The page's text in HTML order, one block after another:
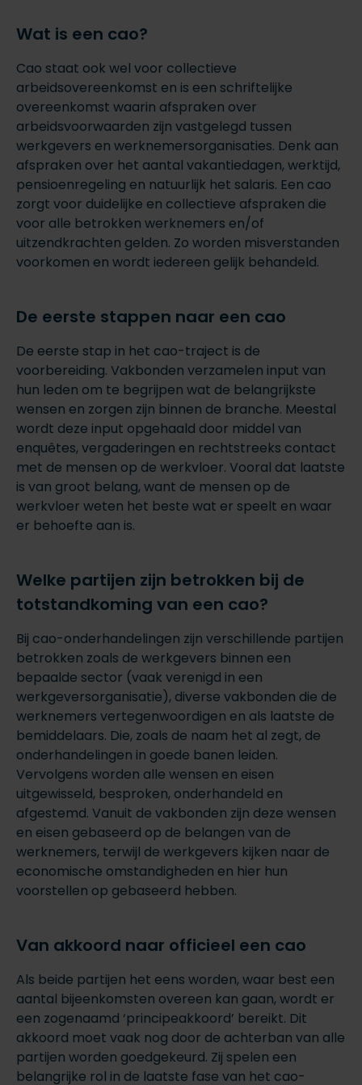
Wat is een cao?
Cao staat ook wel voor collectieve
arbeidsovereenkomst en is een schriftelijke
overeenkomst waarin afspraken over
arbeidsvoorwaarden zijn vastgelegd tussen
werkgevers en werknemersorganisaties. Denk aan
afspraken over het aantal vakantiedagen, werktijd,
pensioenregeling en natuurlijk het salaris. Een cao
zorgt voor duidelijke en collectieve afspraken die
voor alle betrokken werknemers en/of
uitzendkrachten gelden. Zo worden misverstanden
voorkomen en wordt iedereen gelijk behandeld.
De eerste stappen naar een cao
De eerste stap in het cao-traject is de
voorbereiding. Vakbonden verzamelen input van
hun leden om te begrijpen wat de belangrijkste
wensen en zorgen zijn binnen de branche. Meestal
wordt deze input opgehaald door middel van
enquêtes, vergaderingen en rechtstreeks contact
met de mensen op de werkvloer. Vooral dat laatste
is van groot belang, want de mensen op de
werkvloer weten het beste wat er speelt en waar
er behoefte aan is.
Welke partijen zijn betrokken bij de
totstandkoming van een cao?
Bij cao-onderhandelingen zijn verschillende partijen
betrokken zoals de werkgevers binnen een
bepaalde sector (vaak verenigd in een
werkgeversorganisatie), diverse vakbonden die de
werknemers vertegenwoordigen en als laatste de
bemiddelaars. Die, zoals de naam het al zegt, de
onderhandelingen in goede banen leiden.
Vervolgens worden alle wensen en eisen
uitgewisseld, besproken, onderhandeld en
afgestemd. Vanuit de vakbonden zijn deze wensen
en eisen gebaseerd op de belangen van de
werknemers, terwijl de werkgevers kijken naar de
economische omstandigheden en hier hun
voorstellen op gebaseerd hebben.
Van akkoord naar officieel een cao
Als beide partijen het eens worden, waar best een
aantal bijeenkomsten overeen kan gaan, wordt er
een zogenaamd ‘principeakkoord’ bereikt. Dit
akkoord moet vaak nog door de achterban van alle
partijen worden goedgekeurd. Zij spelen een
belangrijke rol in de laatste fase van het cao-